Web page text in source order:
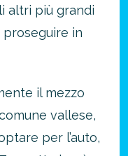
altri più grandi
in
il mezzo
vallese,
per l’auto,